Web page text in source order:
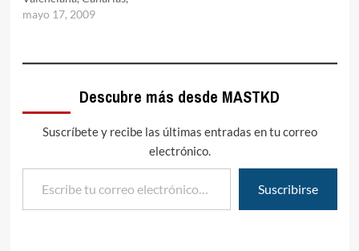
Estefania LÃ³pez y Samuel
Castilla - La Mancha,
delicias del pÃºblico con
equipo de Alcobendas,
formado por la Escuela
JesÃºs Tortosa y la Escuela
mayo 17, 2009
Descubre más desde MASTKD
Suscríbete y recibe las últimas entradas en tu correo
electrónico.
Escribe tu correo electrónico…
Suscribirse